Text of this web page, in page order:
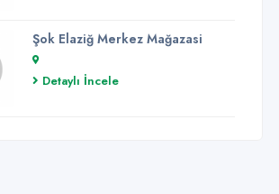
Şok Elaziğ Merkez Mağazasi
Detaylı İncele